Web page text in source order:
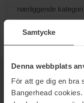
Samtycke
Denna webbplats
För att ge dig en bra
Bangerhead
nærliggende
NYHEDSBREV
VÆR DEN